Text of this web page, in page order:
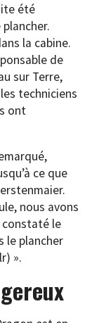
été
la cabine.
de
sur Terre,
techniciens
ont
ce que
nous avons
constaté le
le plancher
».